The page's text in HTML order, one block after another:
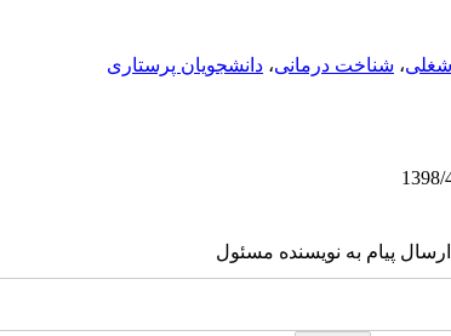
، شناخت درمانی، دانشجویان پرستاری
ارسال پیام به نویسنده مسئول